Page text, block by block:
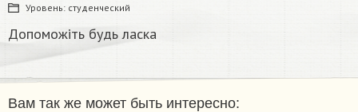
Уровень: студенческий
Допоможіть будь ласка
Вам так же может быть интересно: